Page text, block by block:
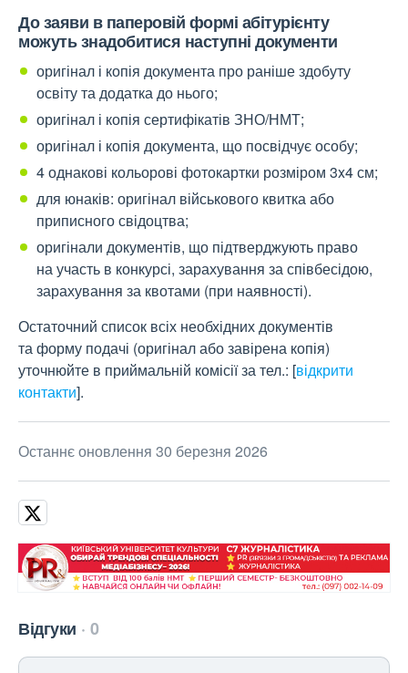
До заяви в паперовій формі абітурієнту
можуть знадобитися наступні документи
оригінал і копія документа про раніше здобуту
освіту та додатка до нього;
оригінал і копія сертифікатів ЗНО/НМТ;
оригінал і копія документа, що посвідчує особу;
4 однакові кольорові фотокартки розміром 3x4 см;
для юнаків: оригінал військового квитка або
приписного свідоцтва;
оригінали документів, що підтверджують право
на участь в конкурсі, зарахування за співбесідою,
зарахування за квотами (при наявності).
Остаточний список всіх необхідних документів
та форму подачі (оригінал або завірена копія)
уточнюйте в приймальній комісії за тел.: [відкрити
контакти].
Останнє оновлення 30 березня 2026
Відгуки 0